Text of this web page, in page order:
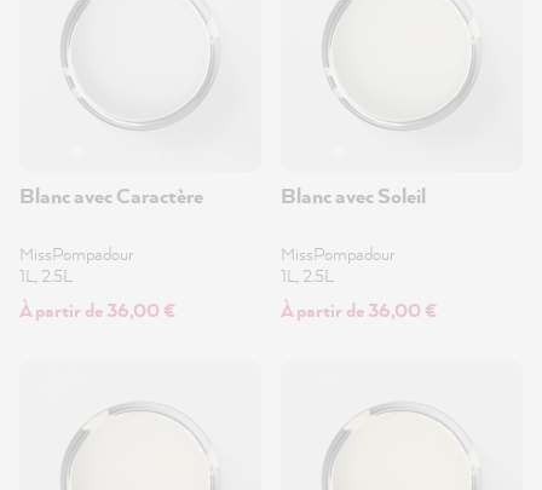
Blanc avec Caractère
MissPompadour
1L, 2.5L
À partir de 36,00 €
Blanc avec Soleil
MissPompadour
1L, 2.5L
À partir de 36,00 €